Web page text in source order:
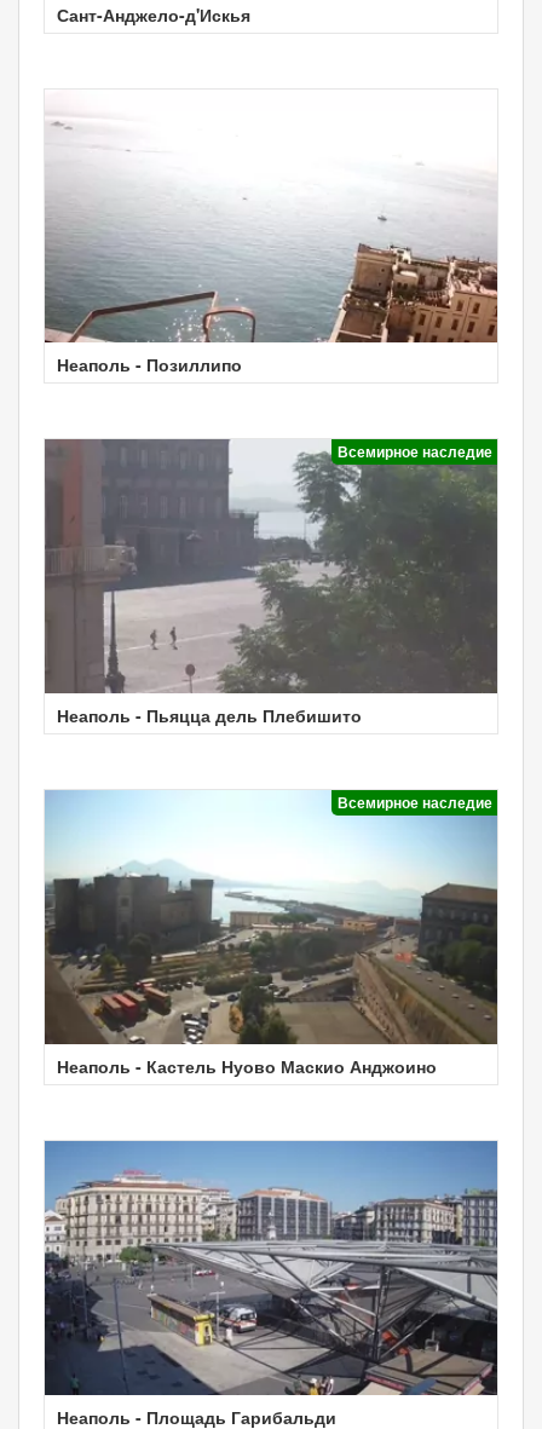
Сант-Анджело-д'Искья
Неаполь - Позиллипо
Всемирное наследие
Неаполь - Пьяцца дель Плебишито
Всемирное наследие
Неаполь - Кастель Нуово Маскио Анджоино
Неаполь - Площадь Гарибальди